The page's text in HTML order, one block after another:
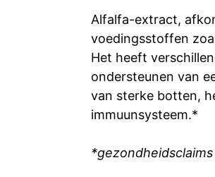
Alfalfa-extract,
voedingsstoffen
Het heeft
ondersteunen van
van sterke botten,
immuunsysteem.*